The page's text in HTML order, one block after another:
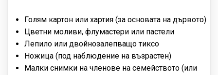
Голям картон или хартия (за основата на дървото)
Цветни моливи, флумастери или пастели
Лепило или двойнозалепващо тиксо
Ножица (под наблюдение на възрастен)
Малки снимки на членове на семейството (или